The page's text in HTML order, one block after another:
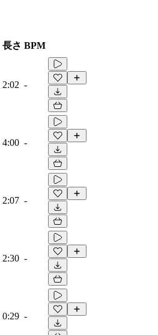
長さ BPM
2:02 -
4:00 -
2:07 -
2:30 -
0:29 -